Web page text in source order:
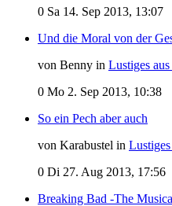
0 Sa 14. Sep 2013, 13:07
Und die Moral von der
von Benny in Lustiges
0 Mo 2. Sep 2013, 10:38
So ein Pech aber auch
von Karabustel in
0 Di 27. Aug 2013, 17:56
Breaking Bad -The